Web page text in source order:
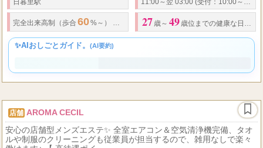
日暮里駅 11:00～翌 03:00 (受付：10:00～翌1:30)
完全出来高制（歩合 60%～） 完全日払い 30,000 円以上可能 ※別途(オプ
27 歳～ 49 歳位までの健康な日本人女性
✨AIおしごとガイド。 (AI要約)
店舗AROMA CECIL